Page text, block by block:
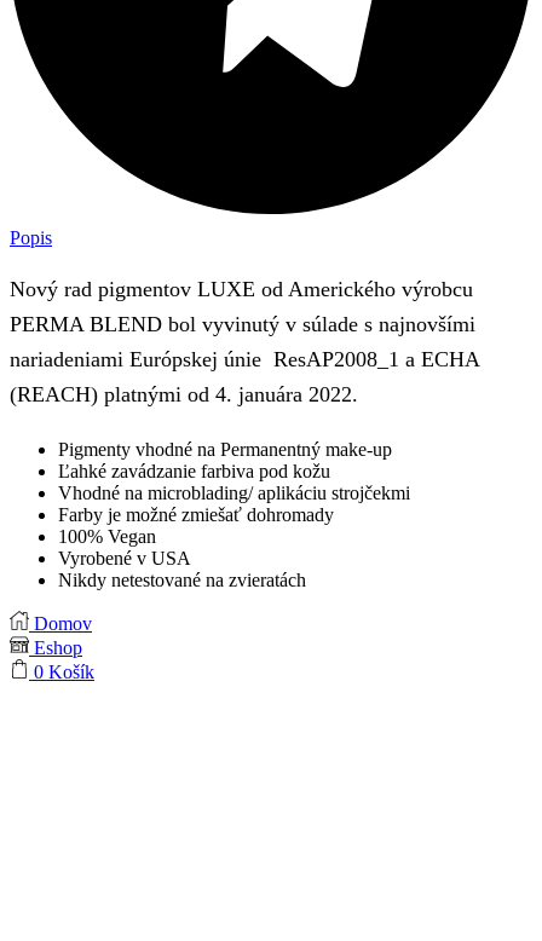
Popis
Nový rad pigmentov LUXE od Amerického výrobcu
PERMA BLEND bol vyvinutý v súlade s najnovšími
nariadeniami Európskej únie ResAP2008_1 a ECHA
(REACH) platnými od 4. januára 2022.
Pigmenty vhodné na Permanentný make-up
Ľahké zavádzanie farbiva pod kožu
Vhodné na microblading/ aplikáciu strojčekmi
Farby je možné zmiešať dohromady
100% Vegan
Vyrobené v USA
Nikdy netestované na zvieratách
Domov
Eshop
0 Košík